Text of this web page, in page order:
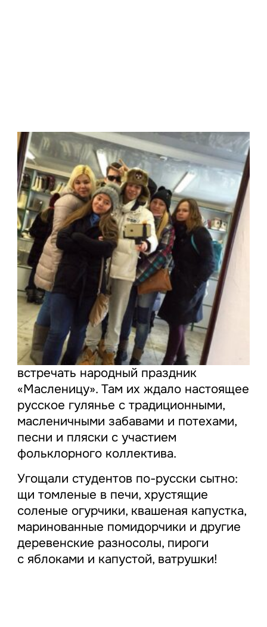
встречать народный праздник
«Масленицу». Там их ждало настоящее
русское гулянье с традиционными,
масленичными забавами и потехами,
песни и пляски с участием
фольклорного коллектива.
Угощали студентов по-русски сытно:
щи томленые в печи, хрустящие
соленые огурчики, квашеная капустка,
маринованные помидорчики и другие
деревенские разносолы, пироги
с яблоками и капустой, ватрушки!